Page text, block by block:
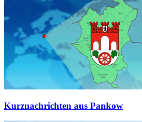
Kurznachrichten aus Pankow